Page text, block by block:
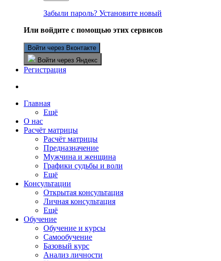
Забыли пароль? Установите новый
Или войдите с помощью этих сервисов
Войти через Вконтакте
Войти через Яндекс
Регистрация
Главная
Ещё
О нас
Расчёт матрицы
Расчёт матрицы
Предназначение
Мужчина и женщина
Графики судьбы и воли
Ещё
Консультации
Открытая консультация
Личная консультация
Ещё
Обучение
Обучение и курсы
Самообучение
Базовый курс
Анализ личности